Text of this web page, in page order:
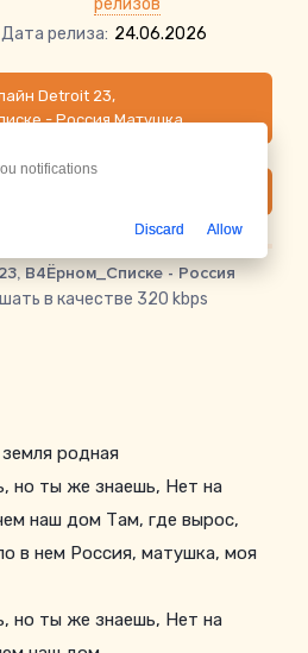
релизов
Дата релиза: 24.06.2026
Detroit 23,
- Россия Матушка
В4Ёрном_Списке - Россия
в качестве 320 kbps
родная
но ты же знаешь, Нет на
наш дом Там, где вырос,
в нем Россия, матушка, моя
но ты же знаешь, Нет на
notifications
Discard Allow